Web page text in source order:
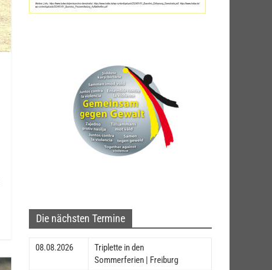
Die nächsten Termine
08.08.2026
Triplette in den
Sommerferien | Freiburg